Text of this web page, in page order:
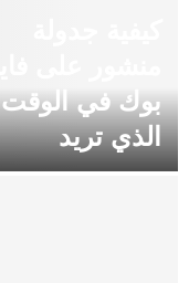
بوك في الوقت
الذي تريد